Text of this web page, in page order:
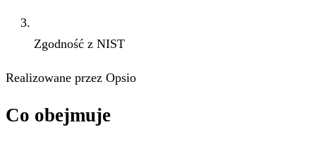
Zgodność z NIST
Realizowane przez Opsio
Co obejmuje